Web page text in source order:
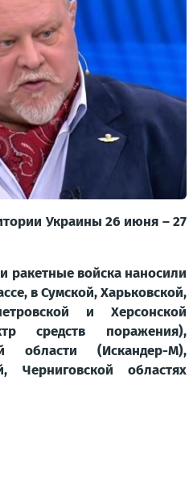
Украины 26 июня – 27
ракетные войска наносили
в Сумской, Харьковской,
и Херсонской
средств поражения),
области (Искандер-М),
Черниговской областях